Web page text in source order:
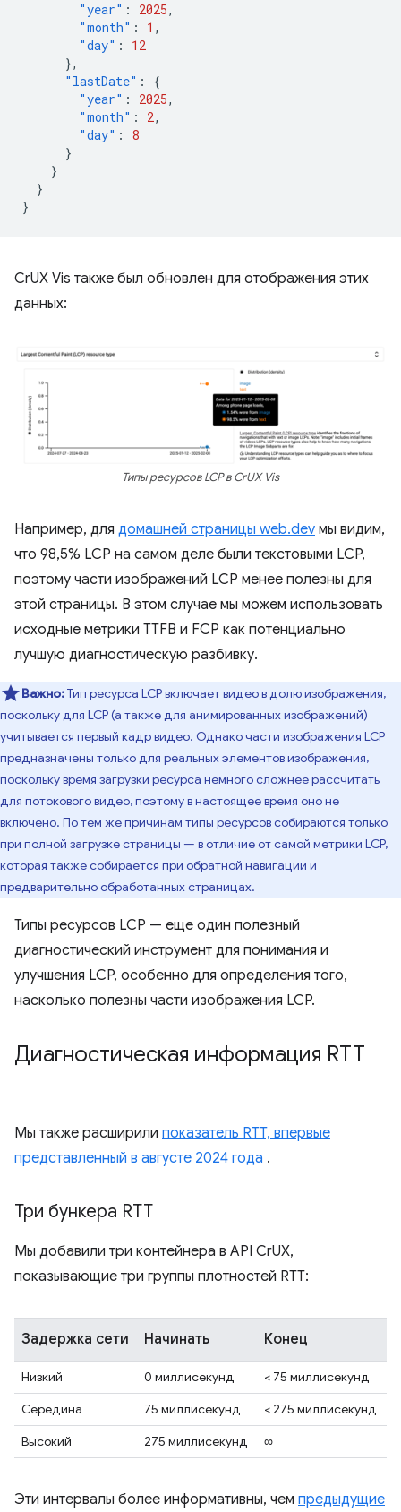
"year" : 2025,
"month" : 1 ,
"day" :
12
},
"lastDate" :
{
"year" : 2025,
"month" : 2,
"day" :
8
}
}
}
}
CrUX Vis также был обновлен для отображения этих
данных:
Типы ресурсов LCP в CrUX Vis
Например, для домашней страницы web.dev мы видим,
что 98,5% LCP на самом деле были текстовыми LCP,
поэтому части изображений LCP менее полезны для
этой страницы. В этом случае мы можем использовать
исходные метрики TTFB и FCP как потенциально
лучшую диагностическую разбивку.
Важно:Тип ресурса LCP включает видео в долю изображения,
поскольку для LCP (а также для анимированных изображений)
учитывается первый кадр видео. Однако части изображения LCP
предназначены только для реальных элементов изображения,
поскольку время загрузки ресурса немного сложнее рассчитать
для потокового видео, поэтому в настоящее время оно не
включено. По тем же причинам типы ресурсов собираются только
при полной загрузке страницы — в отличие от самой метрики LCP,
которая также собирается при обратной навигации и
предварительно обработанных страницах.
Типы ресурсов LCP — еще один полезный
диагностический инструмент для понимания и
улучшения LCP, особенно для определения того,
насколько полезны части изображения LCP.
Диагностическая информация RTT
Мы также расширили показатель RTT, впервые
представленный в августе 2024 года .
Три бункера RTT
Мы добавили три контейнера в API CrUX,
показывающие три группы плотностей RTT:
Задержка сети Начинать Конец
Низкий 0 миллисекунд
< 75 миллисекунд
Середина
75 миллисекунд
< 275 миллисекунд
Высокий
275 миллисекунд ∞
Эти интервалы более информативны, чем предыдущие